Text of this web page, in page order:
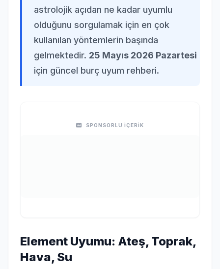
astrolojik açıdan ne kadar uyumlu
olduğunu sorgulamak için en çok
kullanılan yöntemlerin başında
gelmektedir. 25 Mayıs 2026 Pazartesi
için güncel burç uyum rehberi.
SPONSORLU İÇERİK
Element Uyumu: Ateş, Toprak,
Hava, Su